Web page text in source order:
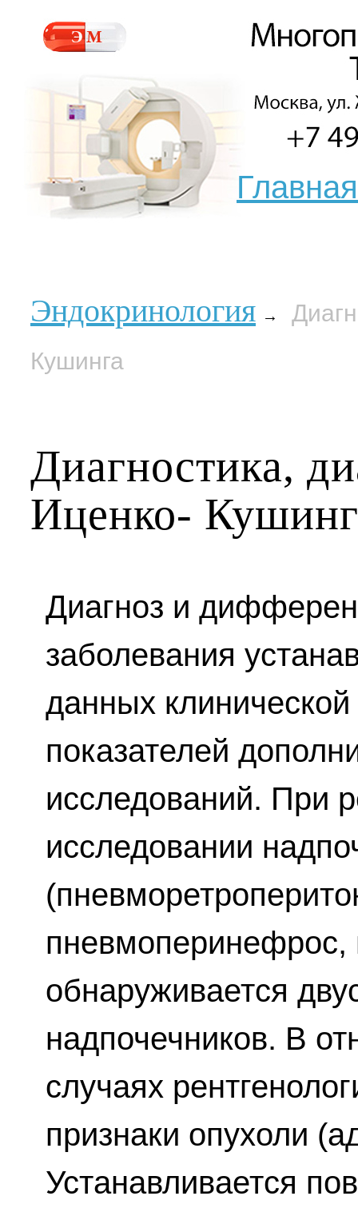
Главная
Эндокринология →
Кушинга
Диагностика,
Иценко-
Диагноз и
заболевания
данных
показателей
исследований. При
исследовании
пневмоперинефрос,
обнаруживается
надпочечников. В
случаях
признаки опухоли
Устанавливается